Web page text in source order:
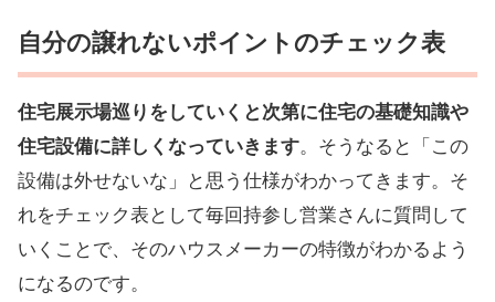
自分の譲れないポイントのチェック表
住宅展示場巡りをしていくと次第に住宅の基礎知識や
住宅設備に詳しくなっていきます。そうなると「この
設備は外せないな」と思う仕様がわかってきます。そ
れをチェック表として毎回持参し営業さんに質問して
いくことで、そのハウスメーカーの特徴がわかるよう
になるのです。